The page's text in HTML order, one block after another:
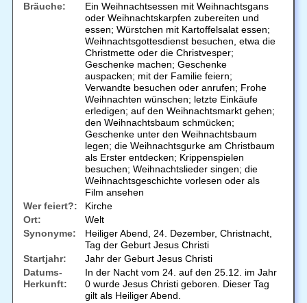
Bräuche:
Ein Weihnachtsessen mit Weihnachtsgans
oder Weihnachtskarpfen zubereiten und
essen; Würstchen mit Kartoffelsalat essen;
Weihnachtsgottesdienst besuchen, etwa die
Christmette oder die Christvesper;
Geschenke machen; Geschenke
auspacken; mit der Familie feiern;
Verwandte besuchen oder anrufen; Frohe
Weihnachten wünschen; letzte Einkäufe
erledigen; auf den Weihnachtsmarkt gehen;
den Weihnachtsbaum schmücken;
Geschenke unter den Weihnachtsbaum
legen; die Weihnachtsgurke am Christbaum
als Erster entdecken; Krippenspielen
besuchen; Weihnachtslieder singen; die
Weihnachtsgeschichte vorlesen oder als
Film ansehen
Wer feiert?:
Kirche
Ort:
Welt
Synonyme:
Heiliger Abend, 24. Dezember, Christnacht,
Tag der Geburt Jesus Christi
Startjahr:
Jahr der Geburt Jesus Christi
Datums-
Herkunft:
In der Nacht vom 24. auf den 25.12. im Jahr
0 wurde Jesus Christi geboren. Dieser Tag
gilt als Heiliger Abend.